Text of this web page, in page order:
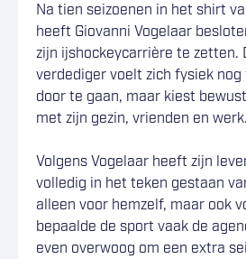
Na tien seizoenen in het shirt
heeft Giovanni Vogelaar
zijn ijshockeycarrière te zetten.
verdediger voelt zich fysiek
door te gaan, maar kiest
met zijn gezin, vrienden en werk.
Volgens Vogelaar heeft zijn
volledig in het teken gestaan
alleen voor hemzelf, maar ook
bepaalde de sport vaak de
even overwoog om een extra